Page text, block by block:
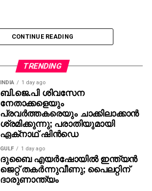
CONTINUE READING
TRENDING
INDIA 1 day ago
ബി.ജെ.പി ശിവസേന
നേതാക്കളെയും
പ്രവര്‍ത്തകരെയും ചാക്കിലാക്കാന്‍
ശ്രമിക്കുന്നു; പരാതിയുമായി
ഏക്‌നാഥ് ഷിന്‍ഡെ
GULF 1 day ago
ദുബൈ എയര്‍ഷോയില്‍ ഇന്ത്യന്‍
ജെറ്റ് തകര്‍ന്നുവീണു; പൈലറ്റിന്
ദാരുണാന്ത്യം